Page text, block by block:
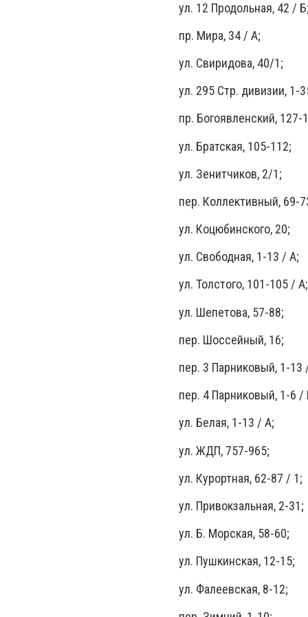
ул. 12 Продольная, 42 / Б;
пр. Мира, 34 / А;
ул. Свиридова, 40/1;
ул. 295 Стр. дивизии, 1-
пр. Богоявленский, 127-
ул. Братская, 105-112;
ул. Зенитчиков, 2/1;
пер. Коллективный, 69-
ул. Коцюбинского, 20;
ул. Свободная, 1-13 / А;
ул. Толстого, 101-105 / А;
ул. Шепетова, 57-88;
пер. Шоссейный, 16;
пер. 3 Парниковый, 1-13
пер. 4 Парниковый, 1-6 /
ул. Белая, 1-13 / А;
ул. ЖДП, 757-965;
ул. Курортная, 62-87 / 1;
ул. Привокзальная, 2-31;
ул. Б. Морская, 58-60;
ул. Пушкинская, 12-15;
ул. Фалеевская, 8-12;